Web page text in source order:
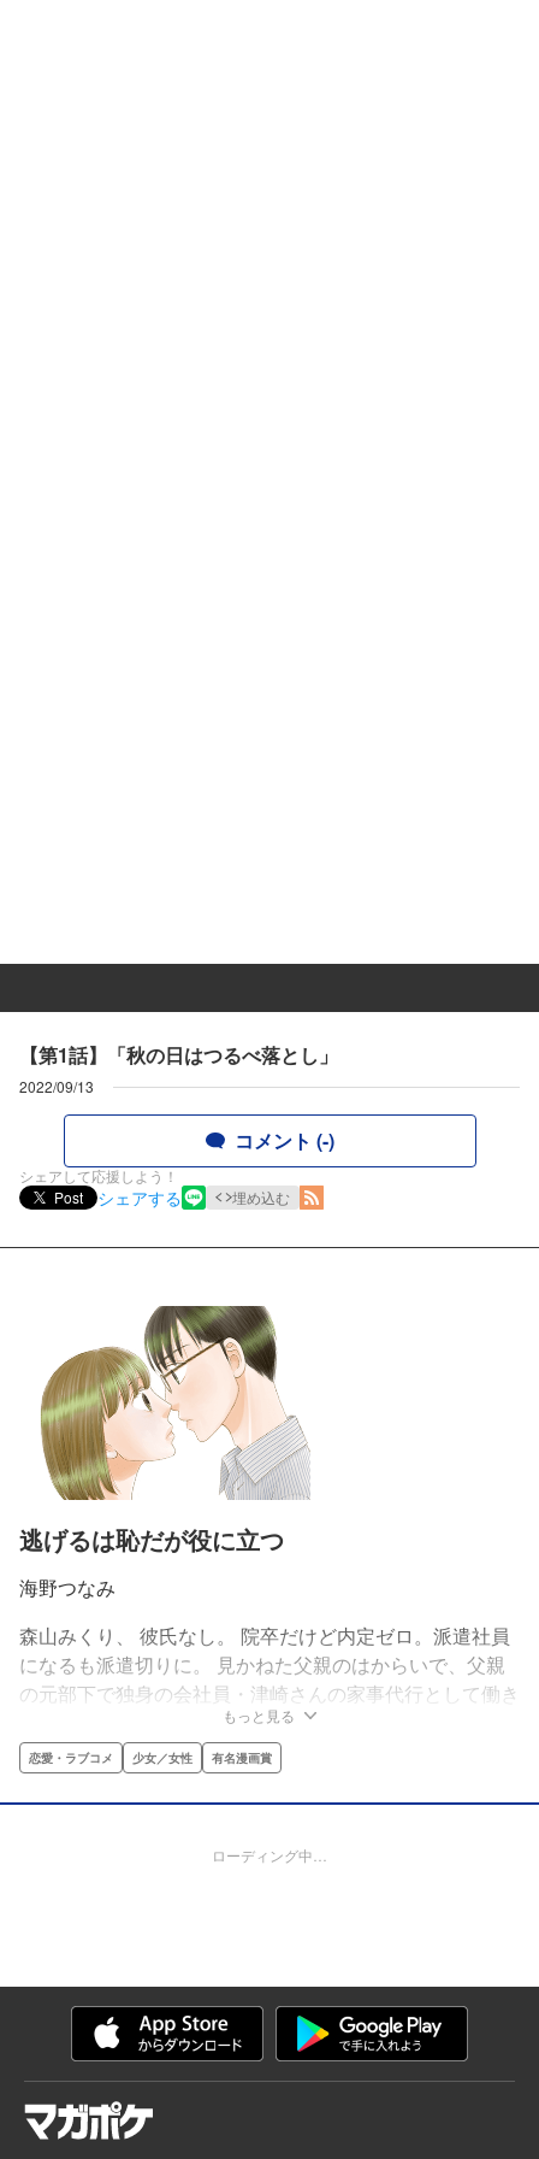
【第1話】「秋の日はつるべ落とし」
2022/09/13
コメント (-)
シェアして応援しよう！
Post
シェアする 埋め込む
逃げるは恥だが役に立つ
海野つなみ
森山みくり、 彼氏なし。 院卒だけど内定ゼロ。派遣社員
になるも派遣切りに。 見かねた父親のはからいで、父親
の元部下で独身の会社員・津崎さんの家事代行として働き
始めた。良好な関係を築くも、みくりの実家の都合で辞め
なくてはならないことに。 そこで、現状を維持したいふ
たりが出した結論は、就職としての結婚（契約結婚）だっ
た！
もっと見る
恋愛・ラブコメ 少女／女性 有名漫画賞
ローディング中…